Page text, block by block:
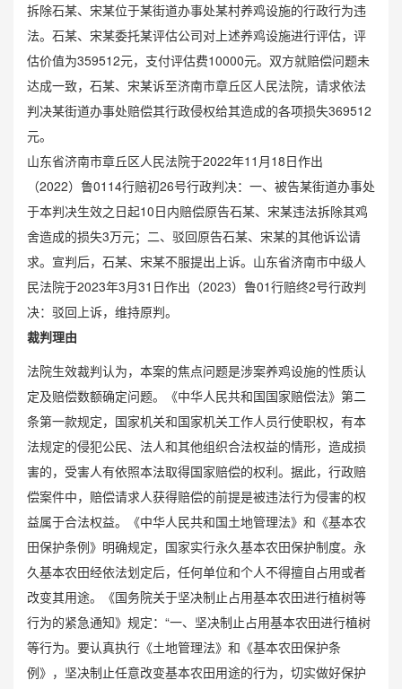
拆除石某、宋某位于某街道办事处某村养鸡设施的行政行为违
法。石某、宋某委托某评估公司对上述养鸡设施进行评估，评
估价值为359512元，支付评估费10000元。双方就赔偿问题未
达成一致，石某、宋某诉至济南市章丘区人民法院，请求依法
判决某街道办事处赔偿其行政侵权给其造成的各项损失369512
元。
山东省济南市章丘区人民法院于2022年11月18日作出
（2022）鲁0114行赔初26号行政判决：一、被告某街道办事处
于本判决生效之日起10日内赔偿原告石某、宋某违法拆除其鸡
舍造成的损失3万元；二、驳回原告石某、宋某的其他诉讼请
求。宣判后，石某、宋某不服提出上诉。山东省济南市中级人
民法院于2023年3月31日作出（2023）鲁01行赔终2号行政判
决：驳回上诉，维持原判。
裁判理由
法院生效裁判认为，本案的焦点问题是涉案养鸡设施的性质认
定及赔偿数额确定问题。《中华人民共和国国家赔偿法》第二
条第一款规定，国家机关和国家机关工作人员行使职权，有本
法规定的侵犯公民、法人和其他组织合法权益的情形，造成损
害的，受害人有依照本法取得国家赔偿的权利。据此，行政赔
偿案件中，赔偿请求人获得赔偿的前提是被违法行为侵害的权
益属于合法权益。《中华人民共和国土地管理法》和《基本农
田保护条例》明确规定，国家实行永久基本农田保护制度。永
久基本农田经依法划定后，任何单位和个人不得擅自占用或者
改变其用途。《国务院关于坚决制止占用基本农田进行植树等
行为的紧急通知》规定：“一、坚决制止占用基本农田进行植树
等行为。要认真执行《土地管理法》和《基本农田保护条
例》，坚决制止任意改变基本农田用途的行为，切实做好保护